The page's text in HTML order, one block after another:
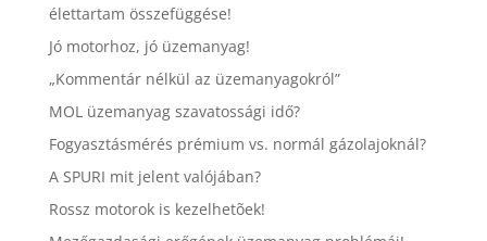
élettartam összefüggése!
Jó motorhoz, jó üzemanyag!
„Kommentár nélkül az üzemanyagokról”
MOL üzemanyag szavatossági idő?
Fogyasztásmérés prémium vs. normál gázolajoknál?
A SPURI mit jelent valójában?
Rossz motorok is kezelhetõek!